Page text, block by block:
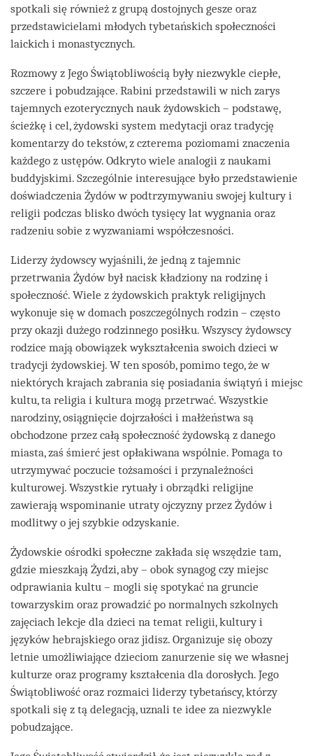
spotkali się również z grupą dostojnych gesze oraz
przedstawicielami młodych tybetańskich społeczności
laickich i monastycznych.
Rozmowy z Jego Świątobliwością były niezwykle ciepłe,
szczere i pobudzające. Rabini przedstawili w nich zarys
tajemnych ezoterycznych nauk żydowskich – podstawę,
ścieżkę i cel, żydowski system medytacji oraz tradycję
komentarzy do tekstów, z czterema poziomami znaczenia
każdego z ustępów. Odkryto wiele analogii z naukami
buddyjskimi. Szczególnie interesujące było przedstawienie
doświadczenia Żydów w podtrzymywaniu swojej kultury i
religii podczas blisko dwóch tysięcy lat wygnania oraz
radzeniu sobie z wyzwaniami współczesności.
Liderzy żydowscy wyjaśnili, że jedną z tajemnic
przetrwania Żydów był nacisk kładziony na rodzinę i
społeczność. Wiele z żydowskich praktyk religijnych
wykonuje się w domach poszczególnych rodzin – często
przy okazji dużego rodzinnego posiłku. Wszyscy żydowscy
rodzice mają obowiązek wykształcenia swoich dzieci w
tradycji żydowskiej. W ten sposób, pomimo tego, że w
niektórych krajach zabrania się posiadania świątyń i miejsc
kultu, ta religia i kultura mogą przetrwać. Wszystkie
narodziny, osiągnięcie dojrzałości i małżeństwa są
obchodzone przez całą społeczność żydowską z danego
miasta, zaś śmierć jest opłakiwana wspólnie. Pomaga to
utrzymywać poczucie tożsamości i przynależności
kulturowej. Wszystkie rytuały i obrządki religijne
zawierają wspominanie utraty ojczyzny przez Żydów i
modlitwy o jej szybkie odzyskanie.
Żydowskie ośrodki społeczne zakłada się wszędzie tam,
gdzie mieszkają Żydzi, aby – obok synagog czy miejsc
odprawiania kultu – mogli się spotykać na gruncie
towarzyskim oraz prowadzić po normalnych szkolnych
zajęciach lekcje dla dzieci na temat religii, kultury i
języków hebrajskiego oraz jidisz. Organizuje się obozy
letnie umożliwiające dzieciom zanurzenie się we własnej
kulturze oraz programy kształcenia dla dorosłych. Jego
Świątobliwość oraz rozmaici liderzy tybetańscy, którzy
spotkali się z tą delegacją, uznali te idee za niezwykle
pobudzające.